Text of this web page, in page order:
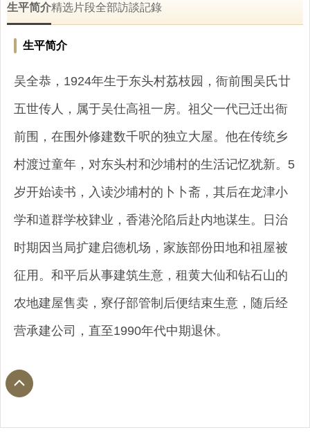
生平简介精选片段全部訪談記錄
生平简介
吴全恭，1924年生于东头村荔枝园，衙前围吴氏廿
五世传人，属于吴仕高祖一房。祖父一代已迁出衙
前围，在围外修建数千呎的独立大屋。他在传统乡
村渡过童年，对东头村和沙埔村的生活记忆犹新。5
岁开始读书，入读沙埔村的卜卜斋，其后在龙津小
学和道群学校肄业，香港沦陷后赴内地谋生。日治
时期因当局扩建启德机场，家族部份田地和祖屋被
征用。和平后从事建筑生意，租黄大仙和钻石山的
农地建屋售卖，寮仔部管制后便结束生意，随后经
营承建公司，直至1990年代中期退休。